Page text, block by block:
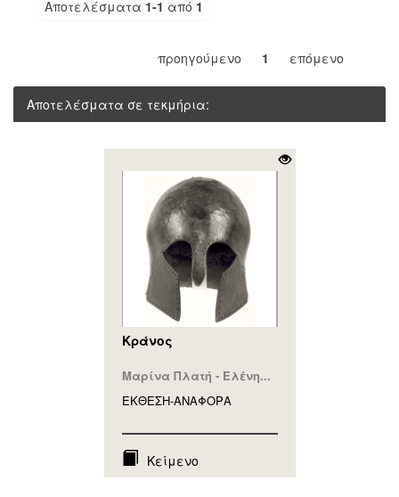
Αποτελέσματα 1-1 από 1
προηγούμενο 1 επόμενο
Αποτελέσματα σε τεκμήρια:
Κράνος
Μαρίνα Πλατή - Ελένη...
ΕΚΘΕΣΗ-ΑΝΑΦΟΡA
Κείμενο